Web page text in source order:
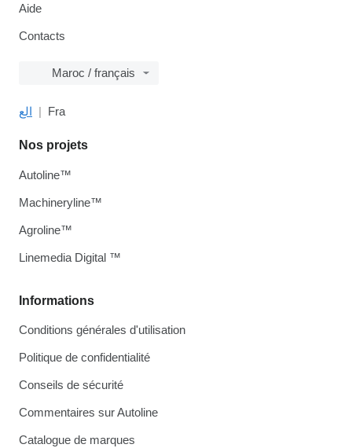
Aide
Contacts
Maroc / français
الع Fra
Informations
Conditions générales d'utilisation
Politique de confidentialité
Conseils de sécurité
Commentaires sur Autoline
Catalogue de marques
Nos projets
Autoline™
Machineryline™
Agroline™
Linemedia Digital ™